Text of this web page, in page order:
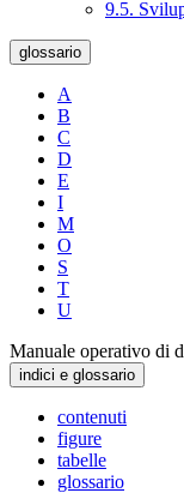
9.5.
glossario
A
B
C
D
E
I
M
O
S
T
U
Manuale operativo di
indici e glossario
contenuti
figure
tabelle
glossario